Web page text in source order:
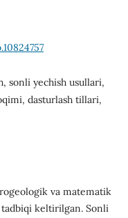
sonli yechish usullari,
dasturlash tillari,
va matematik
keltirilgan. Sonli